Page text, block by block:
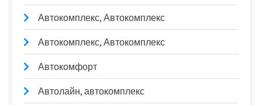
Автокомплекс, Автокомплекс
Автокомплекс, Автокомплекс
Автокомфорт
Автолайн, автокомплекс